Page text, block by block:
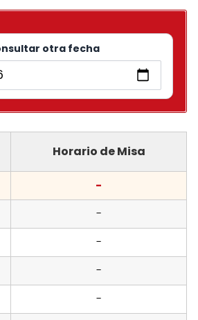
otra fecha
Horario de Misa
-
-
-
-
-